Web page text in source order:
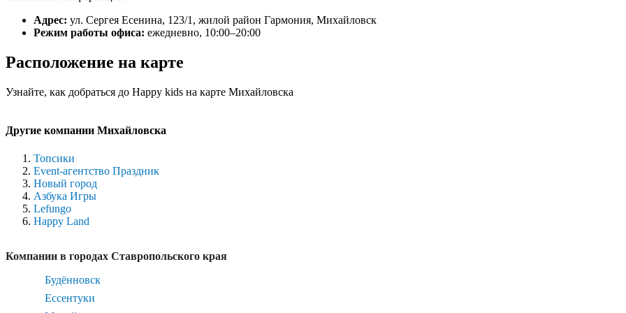
Адрес: ул. Сергея Есенина, 123/1, жилой район Гармония, Михайловск
Режим работы офиса: ежедневно, 10:00–20:00
Расположение на карте
Узнайте, как добраться до Happy kids на карте Михайловска
Другие компании Михайловска
Топсики
Event-агентство Праздник
Новый город
Азбука Игры
Lefungo
Happy Land
Компании в городах Ставропольского края
Будённовск
Ессентуки